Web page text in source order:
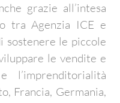
grazie all’intesa
tra Agenzia ICE e
sostenere le piccole
le vendite e
Francia, Germania,